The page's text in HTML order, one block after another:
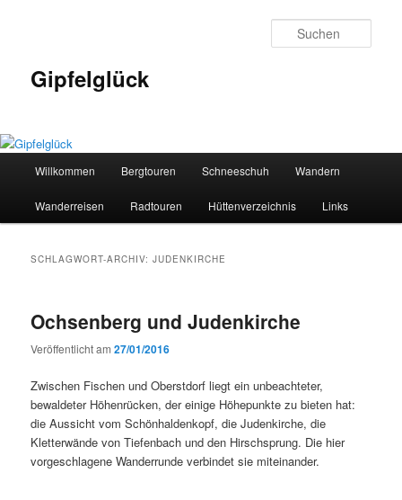
Gipfelglück
Willkommen Bergtouren Schneeschuh Wandern
Wanderreisen Radtouren Hüttenverzeichnis Links
SCHLAGWORT-ARCHIV:JUDENKIRCHE
Ochsenberg und Judenkirche
Veröffentlicht am27/01/2016
Zwischen Fischen und Oberstdorf liegt ein unbeachteter,
bewaldeter Höhenrücken, der einige Höhepunkte zu bieten hat:
die Aussicht vom Schönhaldenkopf, die Judenkirche, die
Kletterwände von Tiefenbach und den Hirschsprung. Die hier
vorgeschlagene Wanderrunde verbindet sie miteinander.